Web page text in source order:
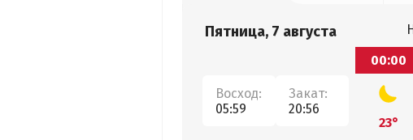
Пятница, 7 августа
Восход:
05:59
Закат:
20:56
00:00
23°